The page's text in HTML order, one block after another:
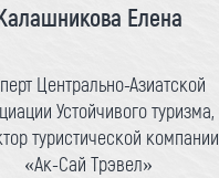
Елена
Центрально-Азиатской
Устойчивого туризма,
туристической компании
«Ак-Сай Трэвел»